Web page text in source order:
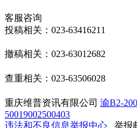
客服咨询
投稿相关：023-63416211
撤稿相关：023-63012682
查重相关：023-63506028
重庆维普资讯有限公司 渝B2-
50019002500403
违法和不良信息举报中心 举报